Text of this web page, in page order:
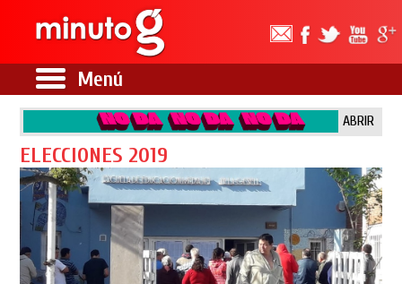
Menú
ABRIR
ELECCIONES 2019